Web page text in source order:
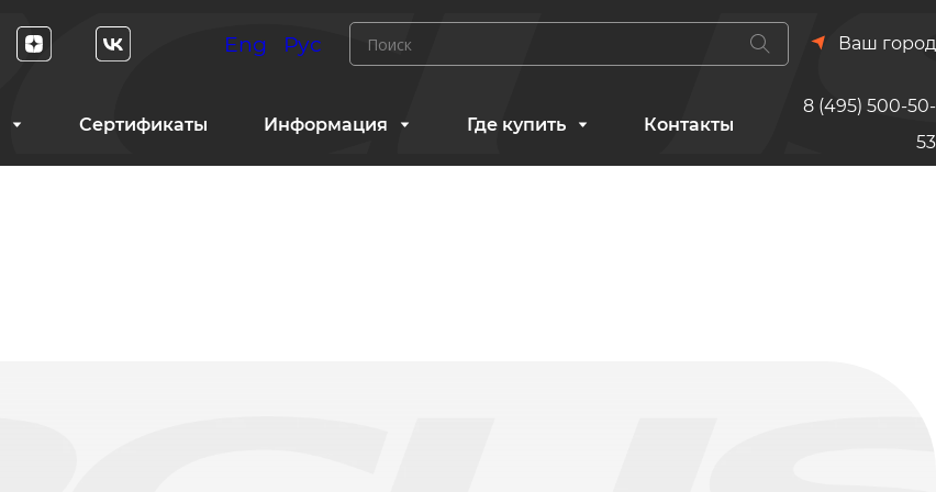
Eng Рус Ваш город
Сертификаты Информация Где купить Контакты
8 (495) 500-50-
53